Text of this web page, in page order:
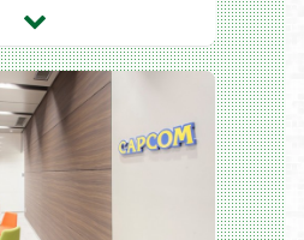
ンス対応
企画・実施
社内研修
結後の管理
契約、二次利用契約
、eスポーツ等）をはじ
契約
リシー、エンドユーザ
リーメント作成
安発生時の債権回収